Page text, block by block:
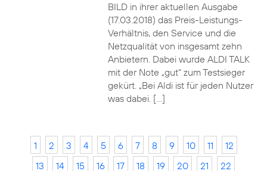
BILD in ihrer aktuellen Ausgabe
(17.03.2018) das Preis-Leistungs-
Verhältnis, den Service und die
Netzqualität von insgesamt zehn
Anbietern. Dabei wurde ALDI TALK
mit der Note „gut“ zum Testsieger
gekürt. „Bei Aldi ist für jeden Nutzer
was dabei. […]
1 2 3 4 5 6 7 8 9 10 11
12
13
14 15 16 17 18 19 20 21
22